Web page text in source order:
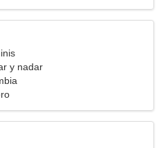
y nadar